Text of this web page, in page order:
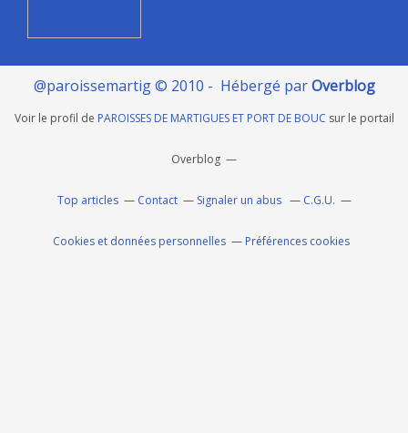
@paroissemartig © 2010 - Hébergé parOverblog
Voir le profil de PAROISSES DE MARTIGUES ET PORT DE BOUC sur le portail
Overblog
Top articles Contact Signaler un abus C.G.U.
Cookies et données personnelles Préférences cookies